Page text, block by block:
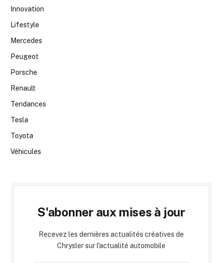
Innovation
Lifestyle
Mercedes
Peugeot
Porsche
Renault
Tendances
Tesla
Toyota
Véhicules
S'abonner aux mises à jour
Recevez les dernières actualités créatives de
Chrysler sur l'actualité automobile